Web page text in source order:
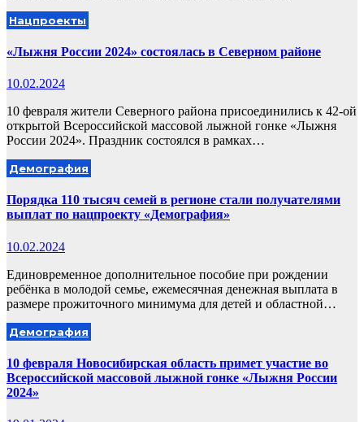
Нацпроекты
«Лыжня России 2024» состоялась в Северном районе
10.02.2024
10 февраля жители Северного района присоединились к 42-ой
открытой Всероссийской массовой лыжной гонке «Лыжня
России 2024». Праздник состоялся в рамках…
Демография
Порядка 110 тысяч семей в регионе стали получателями
выплат по нацпроекту «Демография»
10.02.2024
Единовременное дополнительное пособие при рождении
ребёнка в молодой семье, ежемесячная денежная выплата в
размере прожиточного минимума для детей и областной…
Демография
10 февраля Новосибирская область примет участие во
Всероссийской массовой лыжной гонке «Лыжня России
2024»